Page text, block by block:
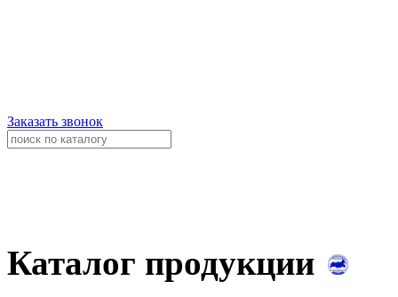
Заказать звонок
Каталог продукции